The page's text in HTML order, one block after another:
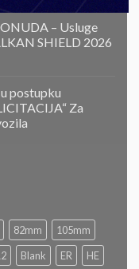
– Usluge
SHIELD 2026
postupku
Za
82mm
105mm
Blank ER
HE